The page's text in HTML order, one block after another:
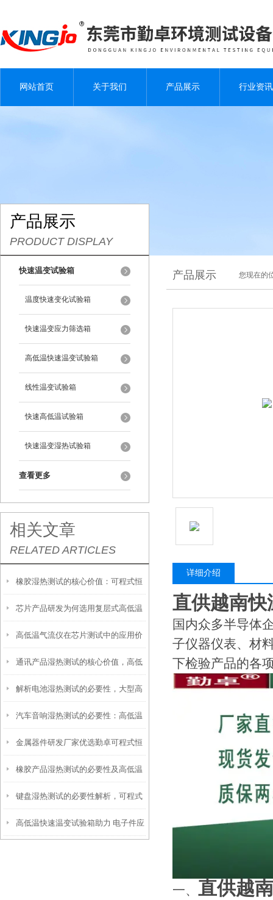
网站首页 关于我们 产品展示 行业资讯
产品展示
PRODUCT DISPLAY
快速温变试验箱
温度快速变化试验箱
快速温变应力筛选箱
高低温快速温变试验箱
线性温变试验箱
快速高低温试验箱
快速温变湿热试验箱
查看更多
相关文章
RELATED ARTICLES
橡胶湿热测试的核心价值：可程式恒
温恒湿试验箱的应用优势
芯片产品研发为何选用复层式高低温
试验箱
高低温气流仪在芯片测试中的应用价
值与核心优势
通讯产品湿热测试的核心价值，高低
温湿热试验箱保驾护航
解析电池湿热测试的必要性，大型高
低温湿热试验箱十分重要
汽车音响湿热测试的必要性：高低温
湿热试验箱筑牢品质防线
金属器件研发厂家优选勤卓可程式恒
温恒湿试验箱，筑牢品质研发防线
橡胶产品湿热测试的必要性及高低温
湿热循环检测箱的核心应用
键盘湿热测试的必要性解析，可程式
恒温恒湿试验箱筑牢品质防线
高低温快速温变试验箱助力 电子件应
产品展示 您现在的
详细介绍
直供越南快
国内众多半导体
子仪器仪表、材
下检验产品的各
一、 直供越